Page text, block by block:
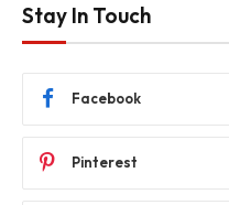
Stay In Touch
Facebook
Pinterest